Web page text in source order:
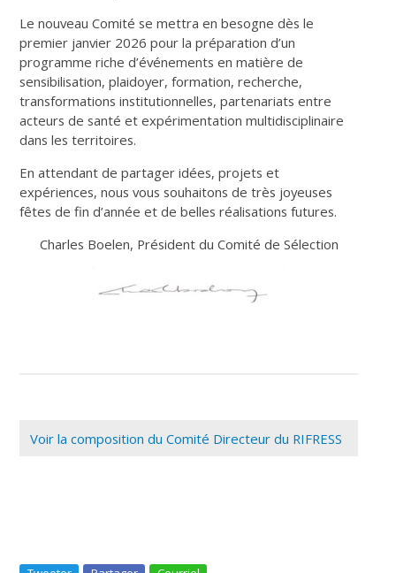
Le nouveau Comité se mettra en besogne dès le
premier janvier 2026 pour la préparation d’un
programme riche d’événements en matière de
sensibilisation, plaidoyer, formation, recherche,
transformations institutionnelles, partenariats entre
acteurs de santé et expérimentation multidisciplinaire
dans les territoires.
En attendant de partager idées, projets et
expériences, nous vous souhaitons de très joyeuses
fêtes de fin d’année et de belles réalisations futures.
Charles Boelen, Président du Comité de Sélection
Voir la composition du Comité Directeur du RIFRESS